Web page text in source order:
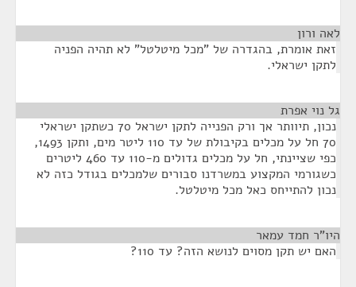
לאה ורון
זאת אומרת, בהגדרה של "מכל מיטלטל" לא תהיה הפניה
לתקן ישראלי.
גל נוי אפרת
נכון, תיוותר אך ורק הפנייה לתקן ישראל 70 כשתקן ישראלי
70 חל על מכלים בקיבולת של עד 110 ליטר מים, ותקן 1493,
כפי שציינתי, חל על מכלים גדולים מ-110 עד 460 ליטרים
כשגורמי המקצוע במשרדנו סבורים שלמכלים בגודל כזה לא
נכון להתייחס כאל מכל מיטלטל.
היו"ר חמד עמאר
האם יש תקן מסוים לנושא הזה? עד 110?